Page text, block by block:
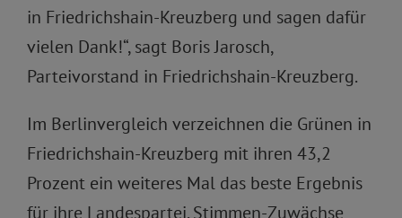
in Friedrichshain-Kreuzberg und sagen dafür
vielen Dank!“, sagt Boris Jarosch,
Parteivorstand in Friedrichshain-Kreuzberg.
Im Berlinvergleich verzeichnen die Grünen in
Friedrichshain-Kreuzberg mit ihren 43,2
Prozent ein weiteres Mal das beste Ergebnis
für ihre Landespartei. Stimmen-Zuwächse